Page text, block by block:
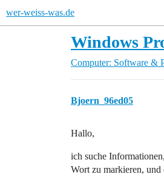
wer-weiss-was.de
Windows
Computer: Software &
Bjoern_96ed05
Hallo,
ich suche
Wort zu markieren, und